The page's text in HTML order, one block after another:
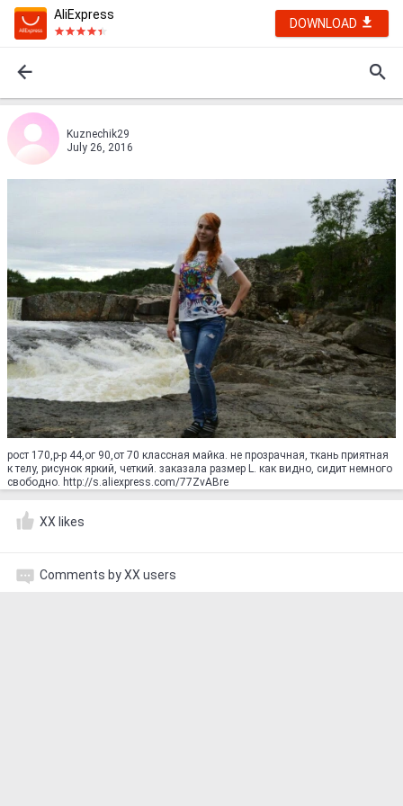
AliExpress
DOWNLOAD
Kuznechik29
July 26, 2016
рост 170,р-р 44,ог 90,от 70 классная майка. не прозрачная, ткань приятная
к телу, рисунок яркий, четкий. заказала размер L. как видно, сидит немного
свободно. http://s.aliexpress.com/77ZvABre
XX likes
Comments by XX users